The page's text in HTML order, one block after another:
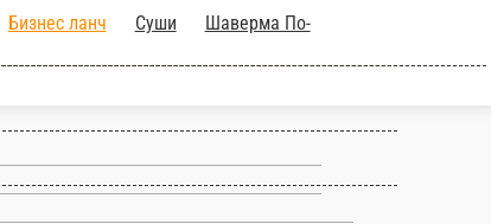
Бизнес ланч Суши
Шаверма По-